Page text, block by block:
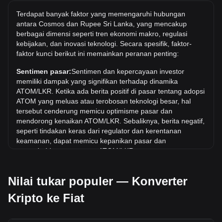
Berapa harga ATOM/LKR tertinggi sepanjang
sejarah?
Harga tertinggi sepanjang masa untuk 1 ATOM di LKR
adalah Rs14,947.09. Masih harus dilihat apakah nilai 1
ATOM/LKR akan melampaui nilai tertinggi saat ini.
Berapa tren harga di LKR?
Selama 7 hari terakhir, nilai tukar Cosmos (ATOM) telah
naik sebesar 10.43%. Selama bulan terakhir, nilai tukar
Cosmos (ATOM) telah turun sebesar 13.16% terhadap
Rupee Sri Lanka (LKR).
Terdapat banyak faktor yang memengaruhi hubungan
antara Cosmos dan Rupee Sri Lanka, yang mencakup
berbagai dimensi seperti tren ekonomi makro, regulasi
kebijakan, dan inovasi teknologi. Secara spesifik, faktor-
faktor kunci berikut ini memainkan peranan penting:
Sentimen pasar:Sentimen dan kepercayaan investor
memiliki dampak yang signifikan terhadap dinamika
ATOM/LKR. Ketika ada berita positif di pasar tentang adopsi
ATOM yang meluas atau terobosan teknologi besar, hal
tersebut cenderung memicu optimisme pasar dan
mendorong kenaikan ATOM/LKR. Sebaliknya, berita negatif,
seperti tindakan keras dari regulator dan kerentanan
keamanan, dapat memicu kepanikan pasar dan
menyebabkan penurunan ATOM/LKR.
seputar mata uang kripto memiliki dampak langsung pada
penerimaannya, yang pada gilirannya menentukan nilainya
relatif terhadap mata uang tradisional seperti dolar AS.
Nilai tukar populer — Konverter
Kripto ke Fiat